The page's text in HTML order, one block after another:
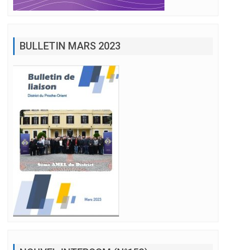
BULLETIN MARS 2023